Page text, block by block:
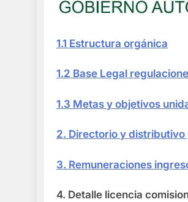
1.1 Estructura orgánica
1.2 Base Legal
1.3 Metas y objetivos
2. Directorio y distributivo
3. Remuneraciones
4. Detalle licencia